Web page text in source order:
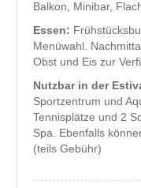
Balkon, Minibar,
Essen:
Menüwahl.
Obst und Eis zur
Nutzbar in der
Sportzentrum und
Tennisplätze und 2
Spa. Ebenfalls
(teils Gebühr)